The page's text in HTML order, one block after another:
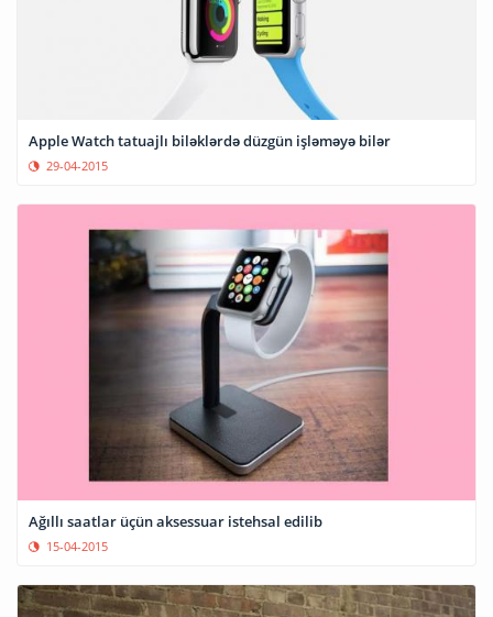
Apple Watch tatuajlı biləklərdə düzgün işləməyə bilər
29-04-2015
Ağıllı saatlar üçün aksessuar istehsal edilib
15-04-2015